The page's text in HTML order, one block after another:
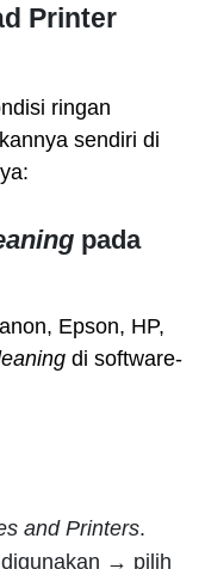
Printer
ringan
sendiri di
pada
Epson, HP,
di software-
and Printers.
→ pilih